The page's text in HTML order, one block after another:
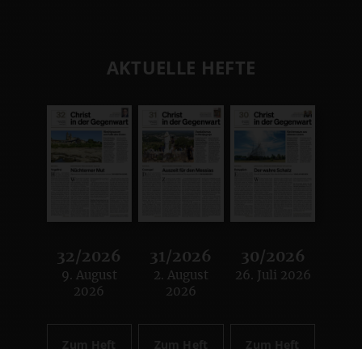
AKTUELLE HEFTE
32/2026
:
9. August
2026
Zum Heft
31/2026
:
2. August
2026
Zum Heft
30/2026
:
26. Juli 2026
Zum Heft